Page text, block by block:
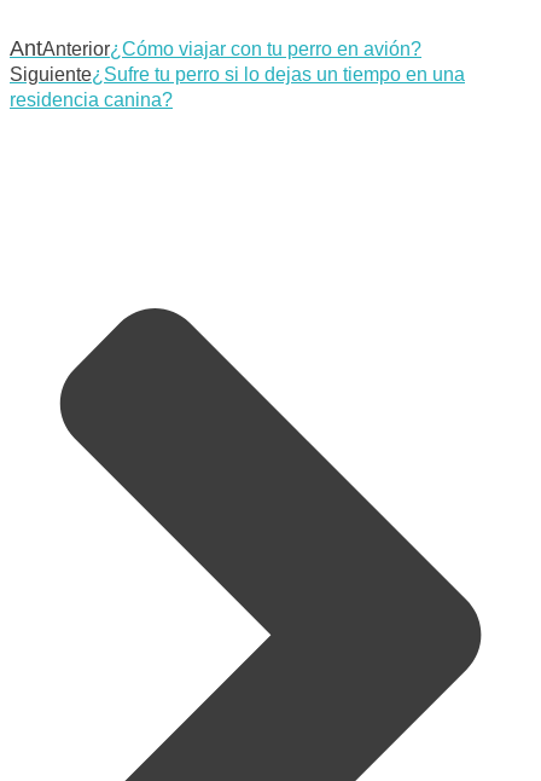
AntAnterior¿Cómo viajar con tu perro en avión?
Siguiente¿Sufre tu perro si lo dejas un tiempo en una
residencia canina?